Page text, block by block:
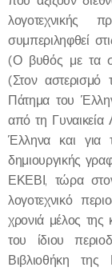
λογοτεχνικής
συμπεριληφθεί
(Ο βυθός με τα
(Στον
Πάτημα του
από τη Γυναικεία
Έλληνα και για
δημιουργικής
ΕΚΕΒΙ, τώρα
λογοτεχνικό
χρονιά μέλος της
του ίδιου
Βιβλιοθήκη